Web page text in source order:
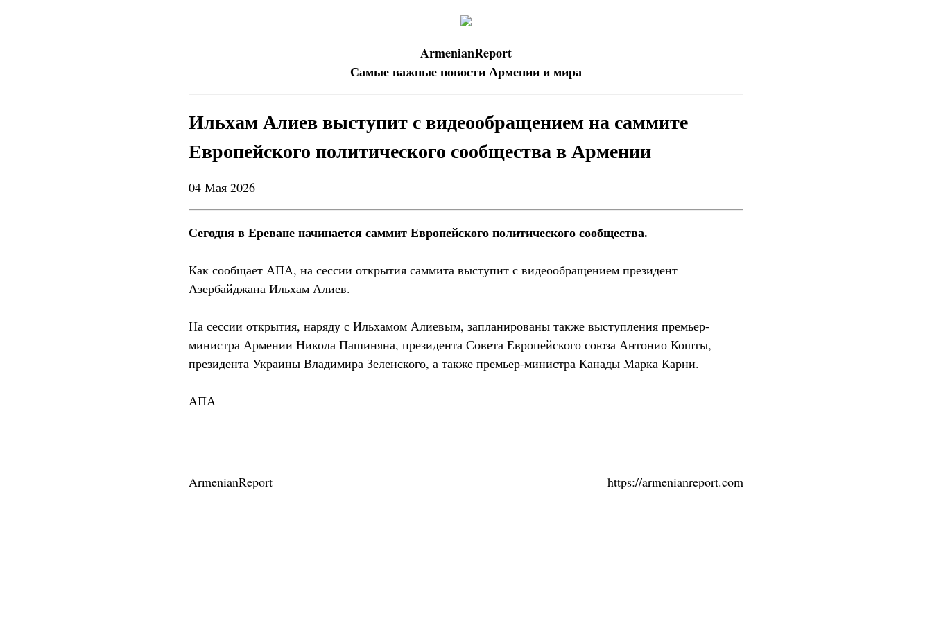
ArmenianReport
Самые важные новости Армении и мира
Ильхам Алиев выступит с видеообращением на саммите
Европейского политического сообщества в Армении
04 Мая 2026
Сегодня в Ереване начинается саммит Европейского политического сообщества.
Как сообщает АПА, на сессии открытия саммита выступит с видеообращением президент
Азербайджана Ильхам Алиев.
На сессии открытия, наряду с Ильхамом Алиевым, запланированы также выступления премьер-
министра Армении Никола Пашиняна, президента Совета Европейского союза Антонио Кошты,
президента Украины Владимира Зеленского, а также премьер-министра Канады Марка Карни.
АПА
ArmenianReport https://armenianreport.com